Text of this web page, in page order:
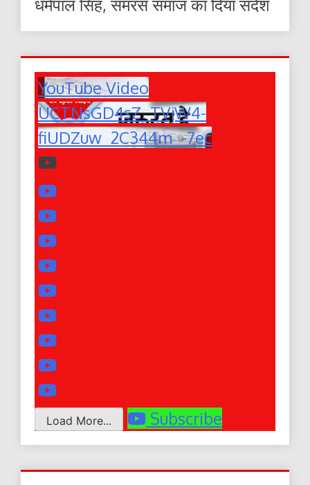
धर्मपाल सिंह, समरस समाज का दिया संदेश
YouTube Video
UCTNsGD4sZ_TVjW4-
fiUDZuw_2C344m_-7ec
Load More... Subscribe